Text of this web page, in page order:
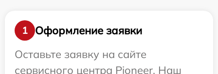
1
Оформление заявки
Оставьте заявку на сайте
сервисного центра Pioneer. Наш